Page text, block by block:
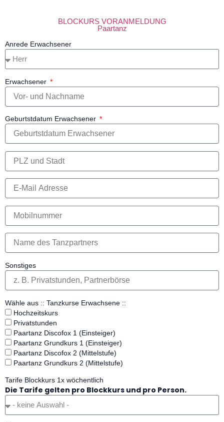
BLOCKURS VORANMELDUNG
Paartanz
Anrede Erwachsener
Erwachsener
Geburtstdatum Erwachsener
Sonstiges
Wähle aus :: Tanzkurse Erwachsene ::
Hochzeitskurs
Privatstunden
Paartanz Discofox 1 (Einsteiger)
Paartanz Grundkurs 1 (Einsteiger)
Paartanz Discofox 2 (Mittelstufe)
Paartanz Grundkurs 2 (Mittelstufe)
Tarife Blockkurs 1x wöchentlich
Die Tarife gelten pro Blockkurs und pro Person.